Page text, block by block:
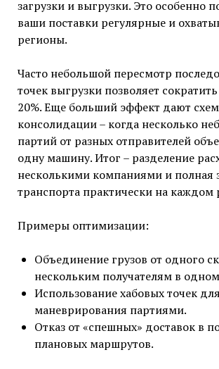
загрузки и выгрузки. Это особенно
ваши поставки регулярные и
регионы.
Часто небольшой пересмотр
точек выгрузки позволяет
20%. Еще больший эффект дают
консолидации – когда несколько
партий от разных отправителей
одну машину. Итог – разделение
несколькими компаниями и полная
транспорта практически на каждом
Примеры оптимизации:
Объединение грузов от одного
нескольким получателям в
Использование хабовых точек для
маневрирования партиями.
Отказ от «спешных» доставок в
плановых маршрутов.